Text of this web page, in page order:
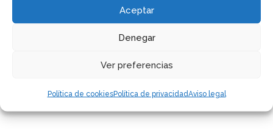
Aceptar
Denegar
Ver preferencias
Política de cookiesPolítica de privacidadAviso legal
actividades de verano para niños y adultos
sus puertas el próximo 27 de junio
No hay comentarios que mostrar.